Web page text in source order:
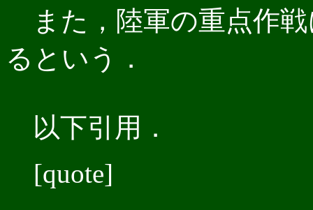
また，陸軍の重点作
るという．
以下引用．
[quote]